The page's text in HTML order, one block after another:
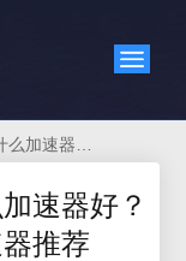
速器好？
推荐